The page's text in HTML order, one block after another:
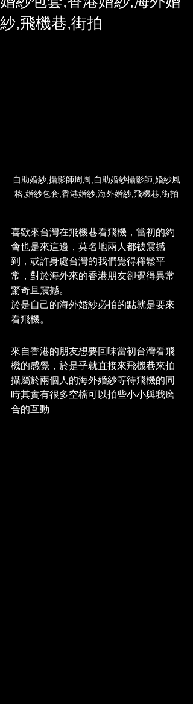
紗,飛機巷,街拍
自助婚紗,攝影師周周,自助婚紗攝影師,婚紗風
格,婚紗包套,香港婚紗,海外婚紗,飛機巷,街拍
喜歡來台灣在飛機巷看飛機，當初的約
會也是來這邊，莫名地兩人都被震撼
到，或許身處台灣的我們覺得稀鬆平
常，對於海外來的香港朋友卻覺得異常
驚奇且震撼。
於是自己的海外婚紗必拍的點就是要來
看飛機。
來自香港的朋友想要回味當初台灣看飛
機的感覺，於是乎就直接來飛機巷來拍
攝屬於兩個人的海外婚紗等待飛機的同
時其實有很多空檔可以拍些小小與我磨
合的互動